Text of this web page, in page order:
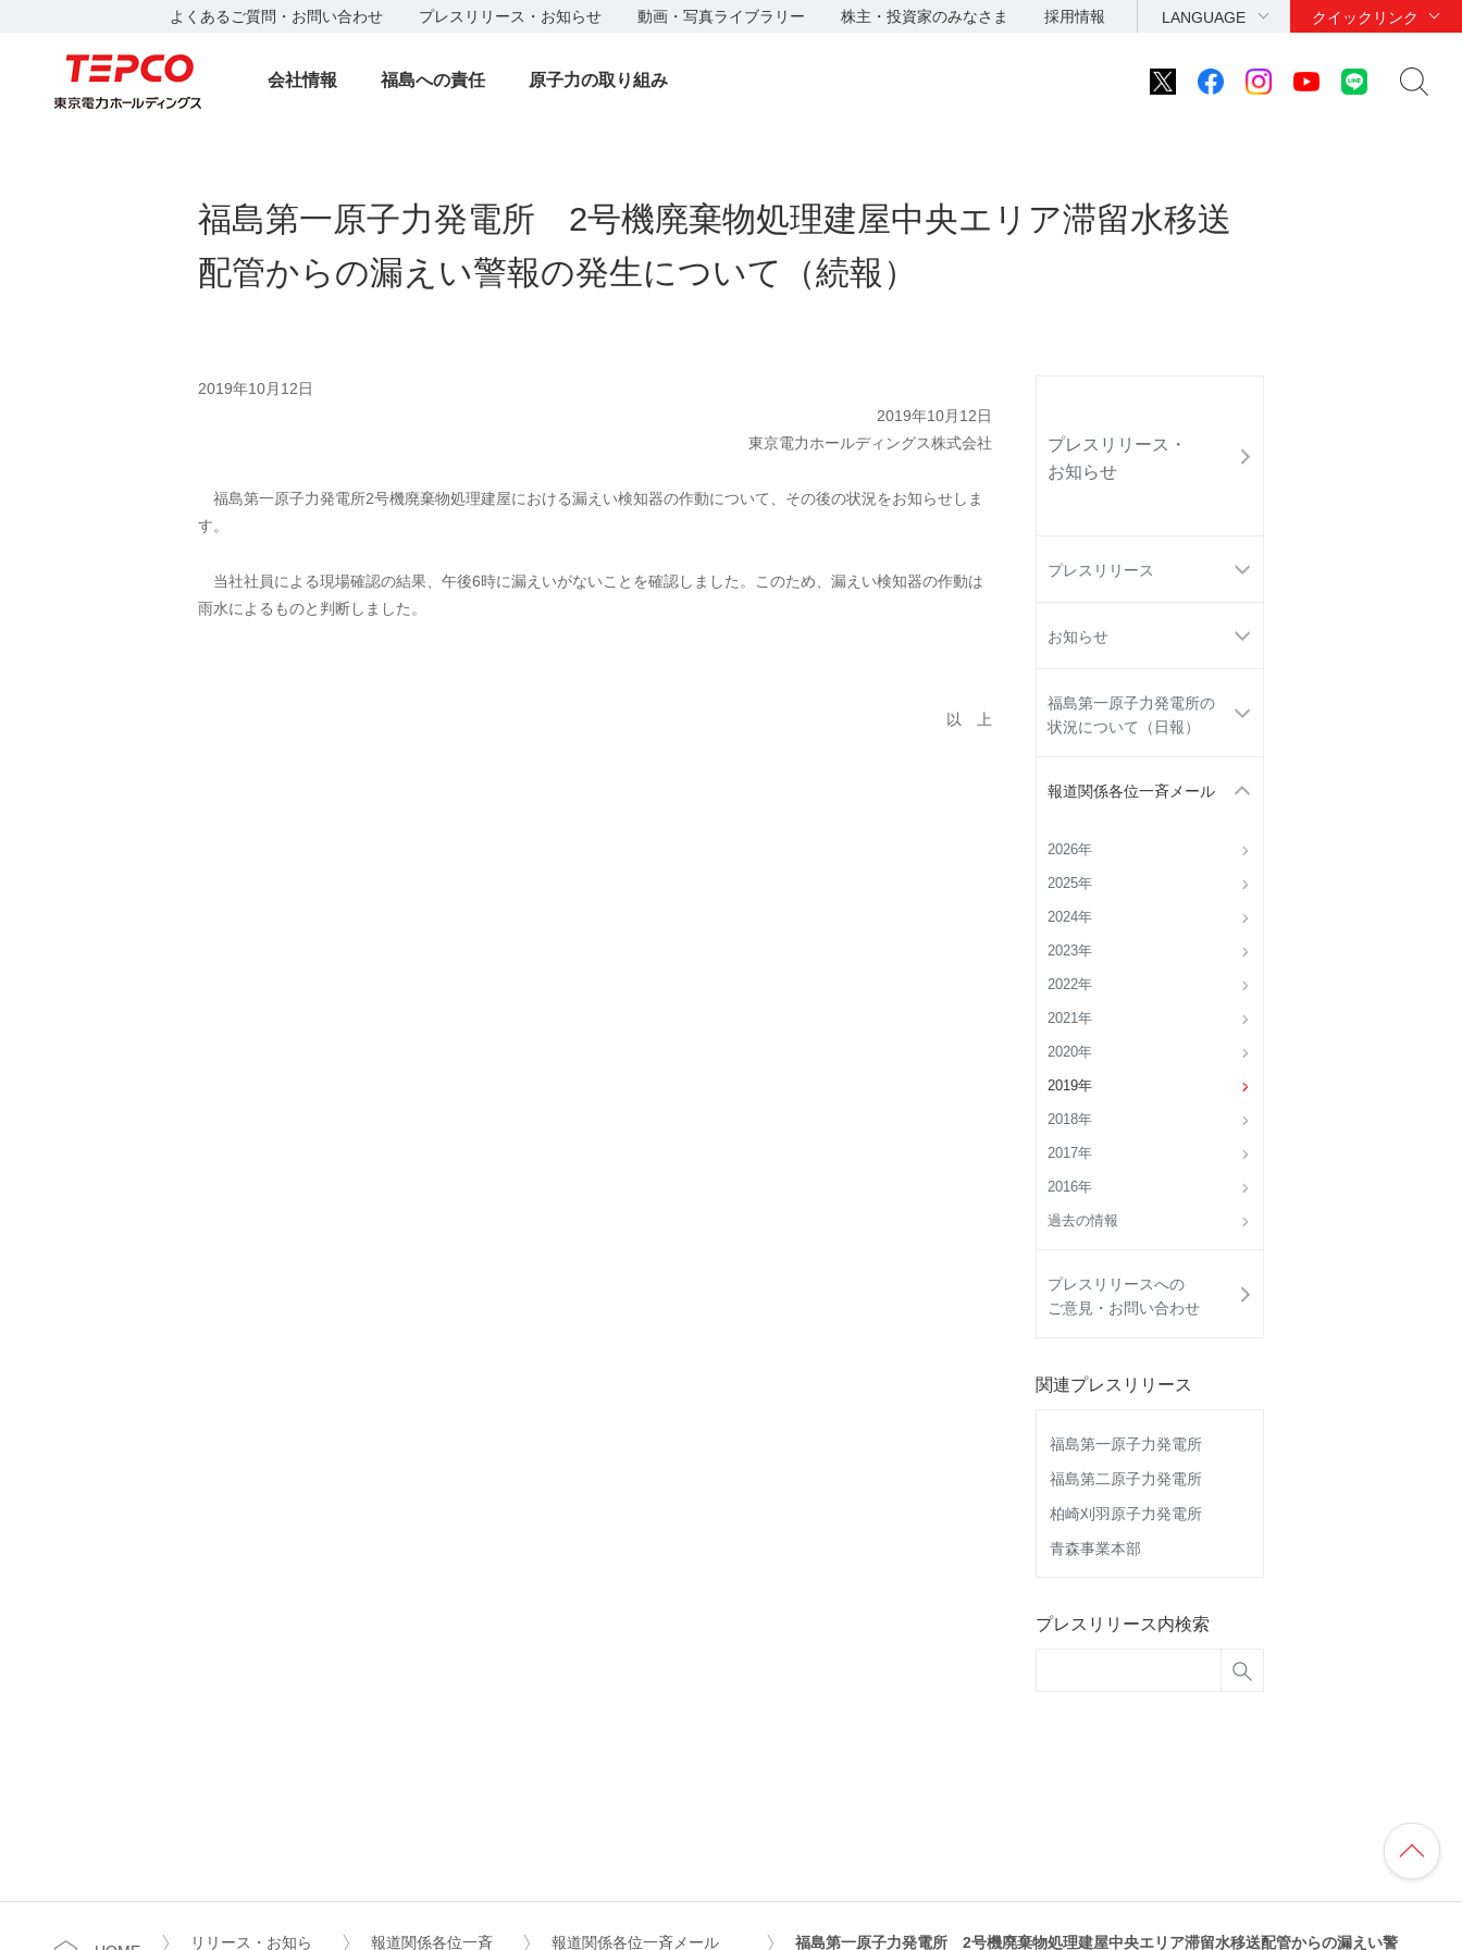
よくあるご質問・お問い合わせ プレスリリース・お知らせ 動画・写真ライブラリー 株主・投資家のみなさま 採用情報 LANGUAGE クイックリンク
会社情報 福島への責任 原子力の取り組み
プレスリリース・
お知らせ
プレスリリース
お知らせ
福島第一原子力発電所の
状況について（日報）
報道関係各位一斉メール
2026年
2025年
2024年
2023年
2022年
2021年
2020年
2019年
2018年
2017年
2016年
過去の情報
プレスリリースへの
ご意見・お問い合わせ
関連プレスリリース
福島第一原子力発電所
福島第二原子力発電所
柏崎刈羽原子力発電所
青森事業本部
プレスリリース内検索
福島第一原子力発電所 2号機廃棄物処理建屋中央エリア滞留水移送
配管からの漏えい警報の発生について（続報）
2019年10月12日
2019年10月12日
東京電力ホールディングス株式会社
福島第一原子力発電所2号機廃棄物処理建屋における漏えい検知器の作動について、その後の状況をお知らせしま
す。
当社社員による現場確認の結果、午後6時に漏えいがないことを確認しました。このため、漏えい検知器の作動は
雨水によるものと判断しました。
以 上
リリース・お知ら 報道関係各位一斉 報道関係各位一斉メール 福島第一原子力発電所 2号機廃棄物処理建屋中央エリア滞留水移送配管からの漏えい警